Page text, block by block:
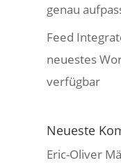
genau
Feed
neuestes
verfügbar
Neueste
Eric-Oliver